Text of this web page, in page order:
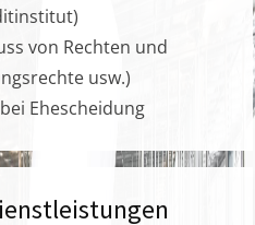
von Rechten und
usw.)
Ehescheidung